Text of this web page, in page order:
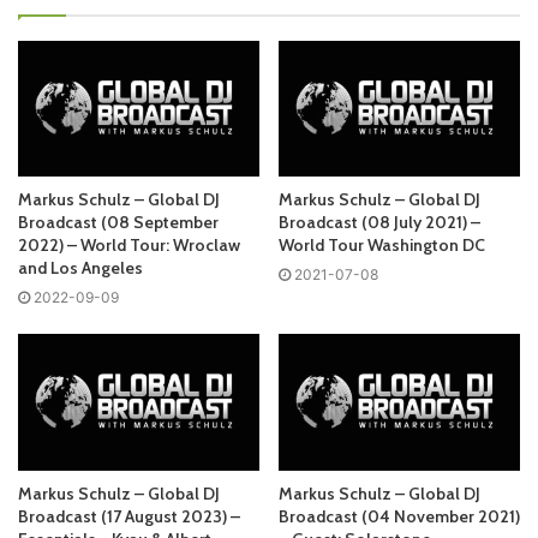
Markus Schulz - Global DJ Broadcast
Слушай и добавляй плейлист VK:
Tracklist:
Markus Schulzplayed:
02 deadmau5 & Kaskade ft. Haley Gibby – Move For Me
(NOMADsignal Remix) /ULTRA/
Markus Schulz – Global DJ
Broadcast (08 September
2022) – World Tour: Wroclaw
and Los Angeles
2022-09-09
Markus Schulz – Global DJ
Broadcast (08 July 2021) –
World Tour Washington DC
2021-07-08
Markus Schulz – Global DJ
Broadcast (17 August 2023) –
Markus Schulz – Global DJ
Broadcast (04 November 2021)